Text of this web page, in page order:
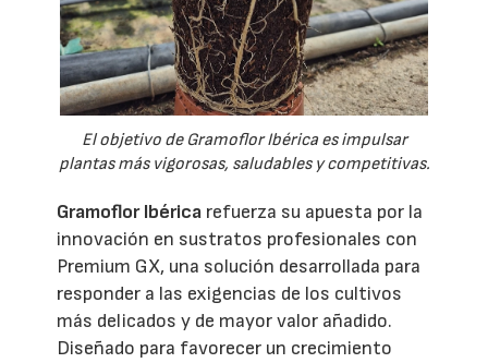
El objetivo de Gramoflor Ibérica es impulsar
plantas más vigorosas, saludables y competitivas.
Gramoflor Ibérica refuerza su apuesta por la
innovación en sustratos profesionales con
Premium GX, una solución desarrollada para
responder a las exigencias de los cultivos
más delicados y de mayor valor añadido.
Diseñado para favorecer un crecimiento